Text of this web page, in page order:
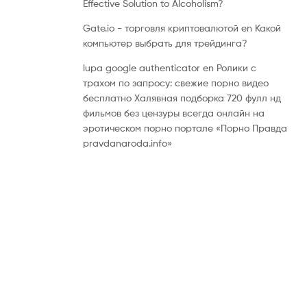
Effective Solution to Alcoholism?
Gate.io - торговля криптовалютой en Какой
компьютер выбрать для трейдинга?
lupa google authenticator en Ролики с
трахом по запросу: свежие порно видео
бесплатно Халявная подборка 720 фулл нд
фильмов без цензуры всегда онлайн на
эротическом порно портале «Порно Правда
pravdanaroda.info»